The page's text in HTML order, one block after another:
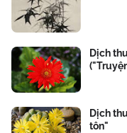
Dịch
Dịch
tôn"